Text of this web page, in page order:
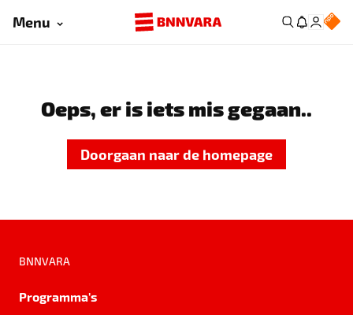
Menu
Oeps, er is iets mis gegaan..
Doorgaan naar de homepage
BNNVARA
Programma's